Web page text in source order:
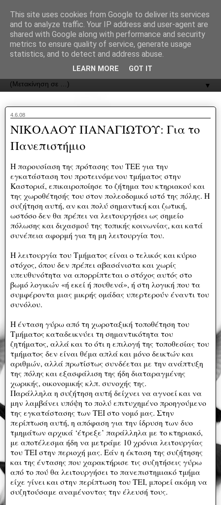
ΟΔΟΣ
▼
4.6.08
ΝΙΚΟΛΑΟΥ ΠΑΝΑΓΙΩΤΟΥ: Για το
Πανεπιστήμιο
Η παρουσίαση της πρότασης του ΤΕΕ για την
εγκατάσταση του προτεινόμενου τμήματος στην
Καστοριά, επικαιροποίησε το ζήτημα του κτηριακού και
της χωροθέτησής του στον πολεοδομικό ιστό της πόλης. Η
συζήτηση αυτή, αν και πολύ σημαντική και ζωτική,
ωστόσο δεν θα πρέπει να λειτουργήσει ως σημείο
πόλωσης και διχασμού της τοπικής κοινωνίας, και κατά
συνέπεια αφορμή για τη μη λειτουργία του.
Η λειτουργία του Τμήματος είναι ο τελικός και κύριο
στόχος, όπου δεν πρέπει αβασάνιστα και χωρίς
υπευθυνότητα να απορρίπτεται ο στόχος αυτός στο
βωμό λογικών «ή εκεί ή πουθενά», ή στη λογική που τα
συμφέροντα μιας μικρής ομάδας υπερτερούν έναντι του
συνόλου.
Η ένταση γύρω από τη χωροταξική τοποθέτηση του
Τμήματος καταδεικνύει τη σημαντικότητα του
ζητήματος, αλλά και το ότι η επιλογή της τοποθεσίας του
τμήματος δεν είναι θέμα απλά και μόνο δεικτών και
αριθμών, αλλά πρωτίστως συνδέεται με την ανάπτυξη
της πόλης και εξασφάλιση της ήδη διαταραγμένης
χωρικής, οικονομικής κλπ. συνοχής της.
Παράλληλα η συζήτηση αυτή δείχνει να αγνοεί και να
μην λαμβάνει υπόψη το πολύ επιτυχημένο προηγούμενο
της εγκατάστασης των ΤΕΙ στο νομό μας. Στην
περίπτωση αυτή, η απόφαση για την ίδρυση των δυο
τμημάτων αρχικά ‘έτρεξε’ παράλληλα με το κτηριακό,
με αποτέλεσμα ήδη να μετράμε 10 χρόνια λειτουργίας
του ΤΕΙ στην περιοχή μας. Εάν η έκταση της συζήτησης
και της έντασης που χαρακτήρισε τις συζητήσεις γύρω
από το πού θα λειτουργήσει το πανεπιστημιακό τμήμα
είχε γίνει και στην περίπτωση του ΤΕΙ, μπορεί ακόμη να
συζητούσαμε αναμένοντας την έλευσή τους.
This site uses cookies from Google to deliver its services
and to analyze traffic. Your IP address and user-agent are
shared with Google along with performance and security
metrics to ensure quality of service, generate usage
statistics, and to detect and address abuse.
LEARN MORE GOT IT